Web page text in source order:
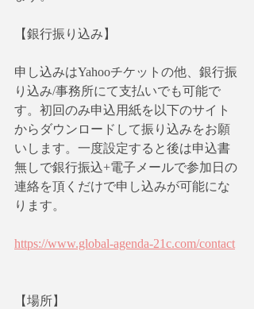
【銀行振り込み】
申し込みはYahooチケットの他、銀行振
り込み/事務所にて支払いでも可能で
す。初回のみ申込用紙を以下のサイト
からダウンロードして振り込みをお願
いします。一度設定すると後は申込書
無しで銀行振込+電子メールで参加日の
連絡を頂くだけで申し込みが可能にな
ります。
https://www.global-agenda-21c.com/contact
【場所】